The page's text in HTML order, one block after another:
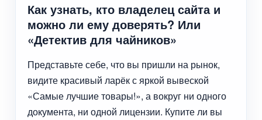
Как узнать, кто владелец сайта и
можно ли ему доверять? Или
«Детектив для чайников»
Представьте себе, что вы пришли на рынок,
видите красивый ларёк с яркой вывеской
«Самые лучшие товары!», а вокруг ни одного
документа, ни одной лицензии. Купите ли вы